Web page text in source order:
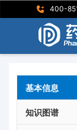
400-
基本信息
知识图谱